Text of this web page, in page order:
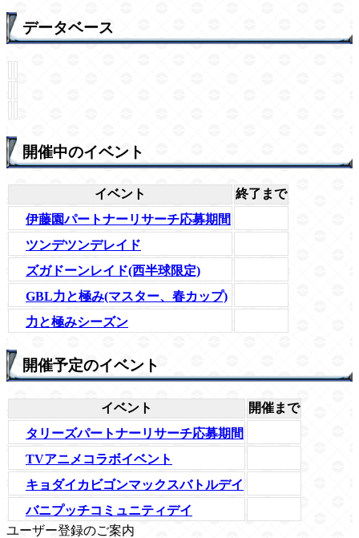
データベース
開催中のイベント
イベント
終了まで
伊藤園パートナーリサーチ応募期間
ツンデツンデレイド
ズガドーンレイド(西半球限定)
GBL力と極み(マスター、春カップ)
力と極みシーズン
開催予定のイベント
イベント
開催まで
タリーズパートナーリサーチ応募期間
TVアニメコラボイベント
キョダイカビゴンマックスバトルデイ
バニプッチコミュニティデイ
ユーザー登録のご案内